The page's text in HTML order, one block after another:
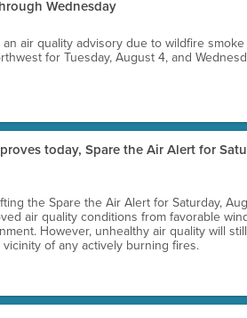
Wednesday
air quality advisory due to wildfire
for Tuesday, August 4, and
today, Spare the Air Alert for
the Spare the Air Alert for Saturday,
air quality conditions from favorable
However, unhealthy air quality will
of any actively burning fires.